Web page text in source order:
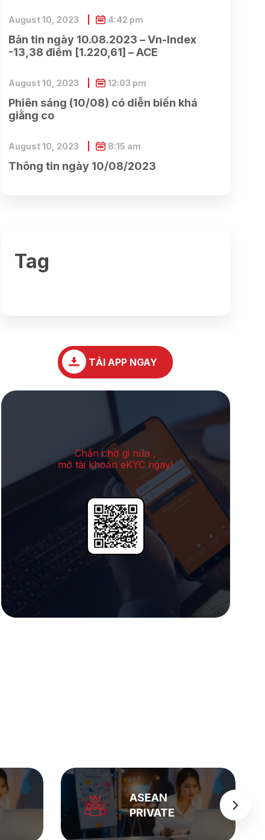
Bản tin ngày 10.08.2023 – Vn-Index
-13,38 điểm [1.220,61] – ACE
August 10, 2023 4:42 pm
Phiên sáng (10/08) có diễn biến khá
giằng co
August 10, 2023 12:03 pm
Thông tin ngày 10/08/2023
August 10, 2023 8:15 am
Tag
TẢI APP NGAY
Chần chờ gi nữa ,
mở tài khoản eKYC ngay!
BẢNG GIÁ